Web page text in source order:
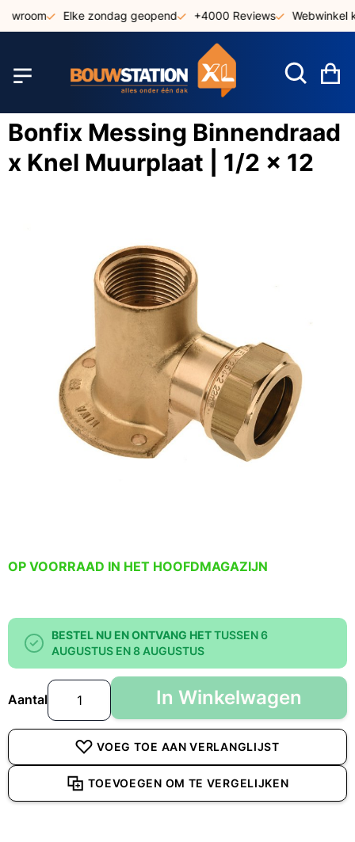
Elke zondag geopend +4000 Reviews Webwinkel
Bonfix Messing Binnendraad
x Knel Muurplaat | 1/2 x 12
OP VOORRAAD IN HET HOOFDMAGAZIJN
BESTEL NU EN ONTVANG HETTUSSEN 6
AUGUSTUS EN 8 AUGUSTUS
Aantal In Winkelwagen
VOEG TOE AAN VERLANGLIJST
TOEVOEGEN OM TE VERGELIJKEN